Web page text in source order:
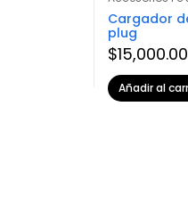
Cargador
plug
$15,000.00
Añadir al